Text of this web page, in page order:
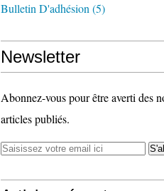
Bulletin D'adhésion (5)
Newsletter
Abonnez-vous pour être averti des
articles publiés.